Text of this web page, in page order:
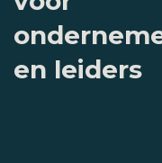
en leiders